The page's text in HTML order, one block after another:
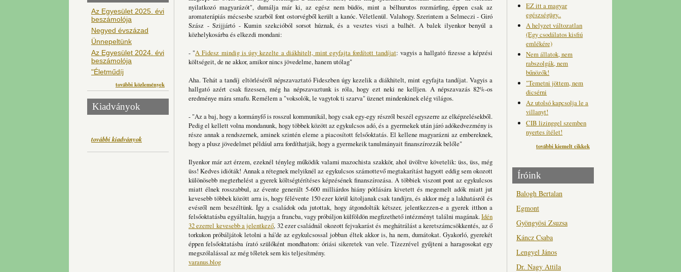
Az Egyesület 2025. évi
beszámolója
Negyed évszázad
Ünnepeltünk
Az Egyesület 2024. évi
beszámolója
"Életműdíj
további közlemények
Kiadványok
további kiadványok
nyilatkozó magyarázót", dumálja már ki, az egész nem büdös, mint a bélhurutos rozmárfing, éppen csak az
aromaterápiás mécsesbe szarból font ostorvégből került a kanóc. Véletlenül. Valahogy. Szerintem a Selmeczi - Giró
Szász - Szijjártó - Kumin szekcióból sorsot húznak, és a vesztes viszi a balhét. A balek ilyenkor benyúl a
közhelykosárba és elkezdi mondani:
- "A Fidesz mindig is úgy kezelte a diákhitelt, mint egyfajta fordított tandíjat: vagyis a hallgató fizesse a képzési
költségeit, de ne akkor, amikor nincs jövedelme, hanem utólag"
Aha. Tehát a tandíj eltörléséről népszavaztató Fideszben úgy kezelik a diákhitelt, mint egyfajta tandíjat. Vagyis a
hallgató azért csak fizessen, még ha népszavaztunk is róla, hogy ezt neki ne kelljen. A népszavazás 82%-os
eredménye mára smafu. Remélem a "voksolók, le vagytok ti szarva" üzenet mindenkinek elég világos.
- "Az a baj, hogy a kormányfő is rosszul kommunikál, hogy csak egy-egy részről beszél egyszerre az elképzelésekből.
Pedig el kellett volna mondanunk, hogy többek között az egykulcsos adó, és a gyermekek után járó adókedvezmény is
része annak a rendszernek, aminek szintén eleme a piacosított felsőoktatás. El kellene magyarázni az embereknek,
hogy a plusz jövedelmet például arra fordíthatják, hogy a gyermekeik tanulmányait finanszírozzák belőle"
Ilyenkor már azt érzem, ezeknél tényleg működik valami mazochista szakkör, ahol üvöltve követelik: üss, üss, még
üss! Kedves idióták! Annak a rétegnek melyiknél az egykulcsos számottevő megtakarítást hagyott eddig sem okozott
különösebb megterhelést a gyerek költségtérítéses képzésének finanszírozása. A többiek viszont pont az egykulcsos
miatt élnek rosszabbul, az évente generált 5-600 milliárdos hiány pótlására kivetett és megemelt adók miatt jut
kevesebb többek között arra is, hogy félévente 150 ezer körül kitoljanak csak tandíjra, és akkor még a lakhatásról és
evésről nem beszéltünk. Így a családok oda jutottak, hogy átgondolták kétszer, jelentkezzen-e a gyerek itthon a
felsőoktatásba egyáltalán, hagyja a francba, vagy próbáljon külföldön megfizethető intézményt találni magának.Idén
32 ezerrel kevesebb a jelentkező, 32 ezer családnál okozott fejvakarást és meghátrálást a keretszámcsökkentés, az ő
torkukon próbáljátok letolni a há'de az egykulcsossal jobban éltek akkor is, ha nem, dumátokat. Gyakorló, gyerekét
éppen felsőoktatásba írató szülőként mondhatom: óriási sikeretek van vele. Tízezrével gyűjteni a haragosokat egy
megszólalással az még tőletek sem kis teljesítmény.
varanus.blog
EZ itt a magyar
egészségügy..
A helyzet változatlan
(Egy csodálatos kisfiú
emlékére)
Nem állatok, nem
rabszolgák, nem
bűnözők!
"Temetni jöttem, nem
dicsérni
Az utolsó kapcsolja le a
villanyt!
CIB lizinggel szemben
nyertes ítélet!
további kiemelt cikkek
Íróink
Balogh Bertalan
Egmont
Gyöngyösi Zsuzsa
Káncz Csaba
Lengyel János
Dr. Nagy Attila